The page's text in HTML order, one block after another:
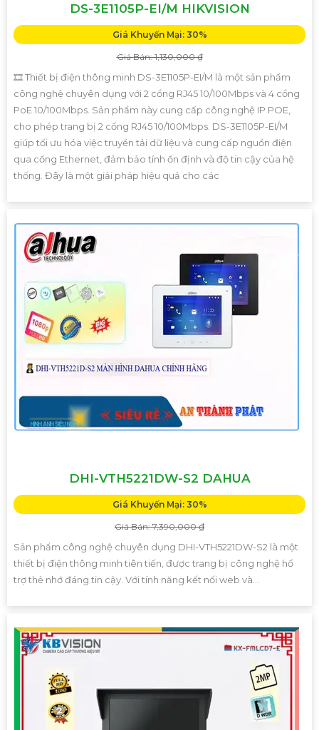
DS-3E1105P-EI/M HIKVISION
Giá Khuyến Mại: 30%
Giá Bán: 1,130,000 ₫
🎞 Thiết bị điện thông minh DS-3E1105P-EI/M là một sản phẩm
công nghệ chuyên dụng với 2 cổng RJ45 10/100Mbps và 4 cổng
PoE 10/100Mbps. Sản phẩm này cung cấp công nghệ IP POE,
cho phép trang bị 2 cổng RJ45 10/100Mbps. DS-3E1105P-EI/M
giúp tối ưu hóa việc truyền tải dữ liệu và cung cấp nguồn điện
qua cổng Ethernet, đảm bảo tính ổn định và độ tin cậy của hệ
thống. Đây là một giải pháp hiệu quả cho các
DHI-VTH5221DW-S2 DAHUA
Giá Khuyến Mại: 30%
Giá Bán: 7,390,000 ₫
Sản phẩm công nghệ chuyên dụng DHI-VTH5221DW-S2 là một
thiết bị điện thông minh tiên tiến, được trang bị công nghệ hổ
trợ thẻ nhớ đáng tin cậy. Với tính năng kết nối web và...